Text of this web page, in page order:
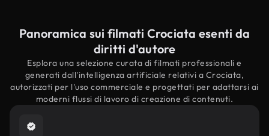
Panoramica sui filmati Crociata esenti da
diritti d'autore
Esplora una selezione curata di filmati professionali e
generati dall'intelligenza artificiale relativi a Crociata,
autorizzati per l'uso commerciale e progettati per adattarsi ai
moderni flussi di lavoro di creazione di contenuti.